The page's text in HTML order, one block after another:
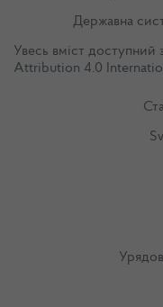
Державна
Увесь вміст доступний
Attribution 4.0